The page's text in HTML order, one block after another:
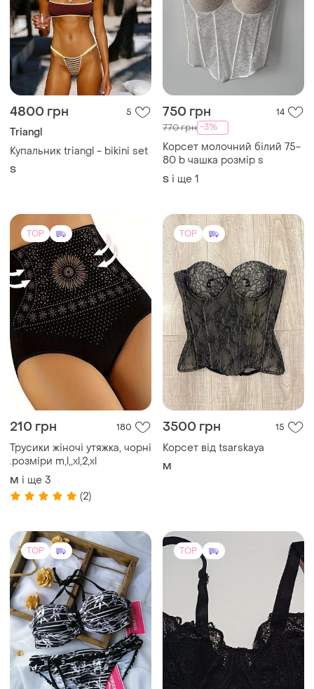
4800 грн 5
Triangl
Купальник triangl - bikini set
S
750 грн 14
770 грн -3%
Корсет молочний білий 75-
80 b чашка розмір s
S і ще 1
TOP
210 грн 180
Трусики жіночі утяжка, чорні
.розміри m,l,,xl,2,xl
M і ще 3
(2)
TOP
3500 грн 15
Корсет від tsarskaya
M
TOP TOP